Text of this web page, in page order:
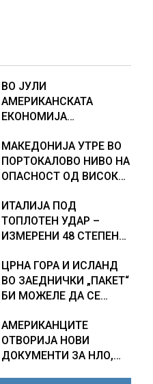
ВО ЈУЛИ
АМЕРИКАНСКАТА
ЕКОНОМИЈА
23.000 РАБОТНИ МЕСТА
МАКЕДОНИЈА УТРЕ ВО
ПОРТОКАЛОВО НИВО НА
ОПАСНОСТ ОД ВИСОКИ
ИТАЛИЈА ПОД
ТОПЛОТЕН УДАР –
ИЗМЕРЕНИ 48 СТЕПЕНИ,
НАЈАВИЈА НОВИ
ПРОГНОЗИ ЗА
СРЕДИНАТА НА АВГУСТ
ЦРНА ГОРА И ИСЛАНД
ВО ЗАЕДНИЧКИ „ПАКЕТ“
БИ МОЖЕЛЕ ДА СЕ
АМЕРИКАНЦИТЕ
ОТВОРИЈА НОВИ
ДОКУМЕНТИ ЗА НЛО,